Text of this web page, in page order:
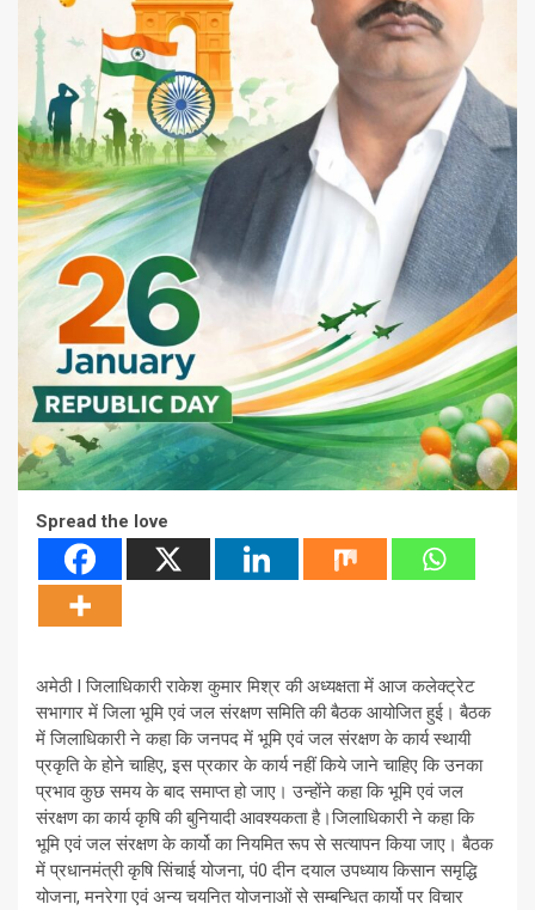
Spread the love
अमेठी I जिलाधिकारी राकेश कुमार मिश्र की अध्यक्षता में आज कलेक्ट्रेट
सभागार में जिला भूमि एवं जल संरक्षण समिति की बैठक आयोजित हुई। बैठक
में जिलाधिकारी ने कहा कि जनपद में भूमि एवं जल संरक्षण के कार्य स्थायी
प्रकृति के होने चाहिए, इस प्रकार के कार्य नहीं किये जाने चाहिए कि उनका
प्रभाव कुछ समय के बाद समाप्त हो जाए। उन्होंने कहा कि भूमि एवं जल
संरक्षण का कार्य कृषि की बुनियादी आवश्यकता है।जिलाधिकारी ने कहा कि
भूमि एवं जल संरक्षण के कार्यो का नियमित रूप से सत्यापन किया जाए। बैठक
में प्रधानमंत्री कृषि सिंचाई योजना, पं0 दीन दयाल उपध्याय किसान समृद्धि
योजना, मनरेगा एवं अन्य चयनित योजनाओं से सम्बन्धित कार्यो पर विचार